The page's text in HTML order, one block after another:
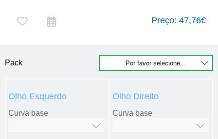
Preço: 47,76€
Pack
Olho Esquerdo
Curva base
Olho Direito
Curva base